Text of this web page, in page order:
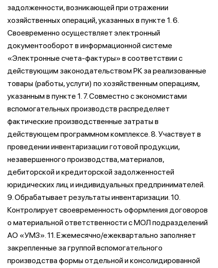
задолженности, возникающей при отражении
хозяйственных операций, указанных в пункте 1. 6.
Своевременно осуществляет электронный
документооборот в информационной системе
«Электронные счета-фактуры» в соответствии с
действующим законодательством РК за реализованные
товары (работы, услуги) по хозяйственным операциям,
указанным в пункте 1. 7. Совместно с экономистами
вспомогательных производств распределяет
фактические производственные затраты в
действующем программном комплексе. 8. Участвует в
проведении инвентаризации готовой продукции,
незавершенного производства, материалов,
дебиторской и кредиторской задолженностей
юридических лиц и индивидуальных предпринимателей.
9. Обрабатывает результаты инвентаризации. 10.
Контролирует своевременность оформления договоров
о материальной ответственности с МОЛ подразделений
АО «УМЗ». 11. Ежемесячно/ежеквартально заполняет
закрепленные за группой вспомогательного
производства формы отдельной и консолидированной